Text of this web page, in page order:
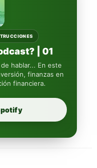
| 01
hablar... En este
finanzas en
financiera.